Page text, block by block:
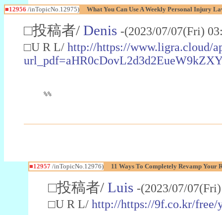
■12956 /inTopicNo.12975) What You Can Use A Weekly Personal Injury
□投稿者/ Denis -(2023/07/07(Fri)
□U R L/ http://https://www.ligra.cloud/
%%
■12957/inTopicNo.12976) 11 Ways To Completely Revamp
□投稿者/ Luis -(2023/07/
□U R L/ http://https://9f.co.kr/